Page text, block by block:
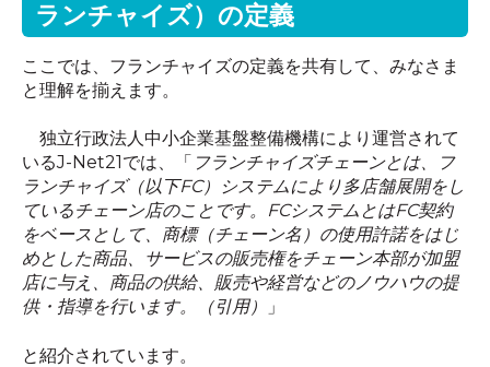
ランチャイズ）の定義
ここでは、フランチャイズの定義を共有して、みなさま
と理解を揃えます。
独立行政法人中小企業基盤整備機構により運営されて
いるJ-Net21 では、「 フランチャイズチェーンとは、フ
ランチャイズ（以下FC）システムにより多店舗展開をし
ているチェーン店のことです。
FCシステムとはFC契約
をベースとして、商標（チェーン名）の使用許諾をはじ
めとした商品、サービスの販売権をチェーン本部が加盟
店に与え、商品の供給、販売や経営などのノウハウの提
供・指導を行います。（引用）
」
と紹介されています。